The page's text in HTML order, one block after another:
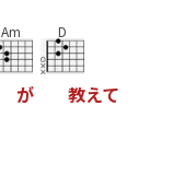
Am
が
D
教えて